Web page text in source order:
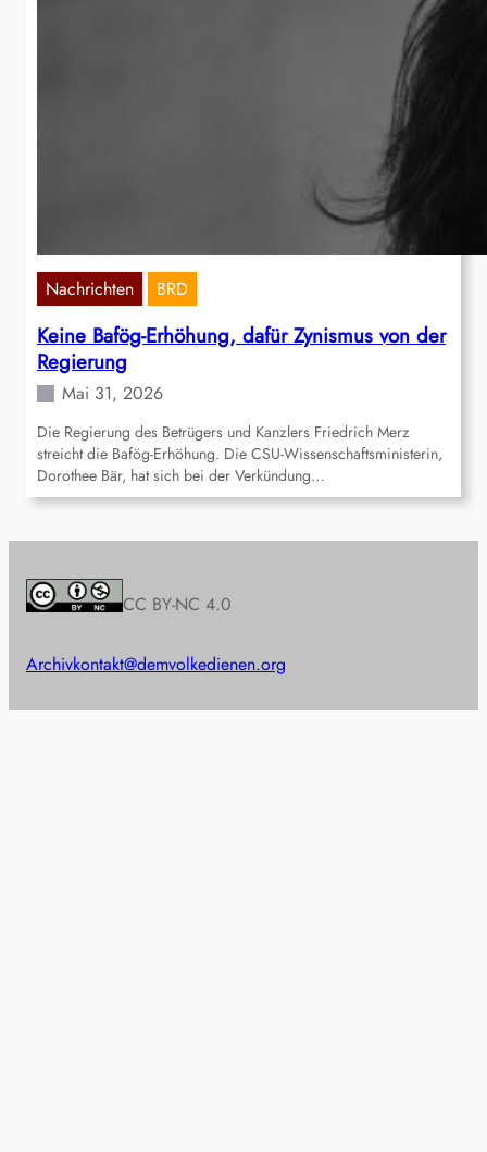
Nachrichten BRD
Keine Bafög-Erhöhung, dafür Zynismus von der
Regierung
Mai 31, 2026
Die Regierung des Betrügers und Kanzlers Friedrich Merz
streicht die Bafög-Erhöhung. Die CSU-Wissenschaftsministerin,
Dorothee Bär, hat sich bei der Verkündung…
CC BY-NC 4.0
Archivkontakt@demvolkedienen.org